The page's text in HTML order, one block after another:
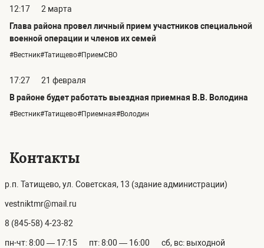
12:17
2 марта
Глава района провел личный прием участников специальной
военной операции и членов их семей
#Вестник#Татищево#ПриемСВО
17:27
21 февраля
В районе будет работать выездная приемная В.В. Володина
#Вестник#Татищево#Приемная#Володин
Контакты
р.п. Татищево, ул. Советская, 13 (здание администрации)
vestniktmr@mail.ru
8 (845-58) 4-23-82
пн-чт: 8:00 — 17:15 пт: 8:00 — 16:00 сб, вс: выходной